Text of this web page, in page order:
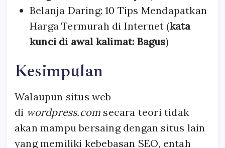
Belanja Daring: 10 Tips Mendapatkan
Harga Termurah di Internet (kata
kunci di awal kalimat: Bagus)
Kesimpulan
Walaupun situs web
di wordpress.com secara teori tidak
akan mampu bersaing dengan situs lain
yang memiliki kebebasan SEO, entah